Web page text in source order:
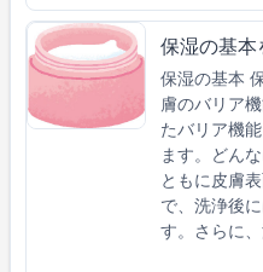
保湿の基本
保湿の基本
膚のバリア
たバリア機
ます。どん
ともに皮膚
で、洗浄後
す。さらに